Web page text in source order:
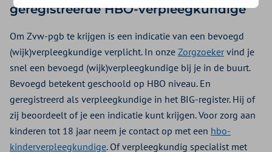
geregistreerde HBO-verpleegkundige
Om Zvw-pgb te krijgen is een indicatie van een bevoegd
(wijk)verpleegkundige verplicht. In onze Zorgzoekervind je
snel een bevoegd (wijk)verpleegkundige bij je in de buurt.
Bevoegd betekent geschoold op HBO niveau. En
geregistreerd als verpleegkundige in het BIG-register. Hij of
zij beoordeelt of je een indicatie kunt krijgen. Voor zorg aan
kinderen tot 18 jaar neem je contact op met een hbo-
kinderverpleegkundige. Of verpleegkundig specialist met